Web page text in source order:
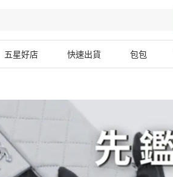
五星好店 快速出貨 包包